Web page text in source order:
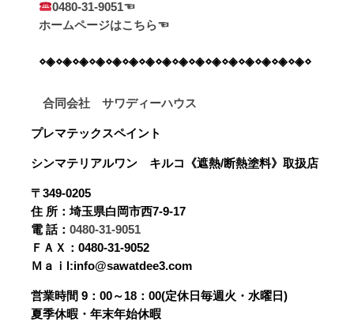
0480-31-9051☜
ホームページはこちら☜
⋄◈⋄◈⋄◈⋄◈⋄◈⋄◈⋄◈⋄◈⋄◈⋄◈⋄◈⋄◈⋄◈⋄◈⋄◈⋄◈⋄
合同会社 サワディーハウス
プレマテックスペイント
シンマテリアルワン キルコ《遮熱/断熱塗料》 取扱店
〒349-0205
住 所：埼玉県白岡市西7-9-17
電 話： 0480-31-9051
ＦＡＸ：0480-31-9052
Ｍａｉl:info@sawatdee3.com
営業時間 9：00～18：00(定休日毎週火・水曜日)
夏季休暇・年末年始休暇